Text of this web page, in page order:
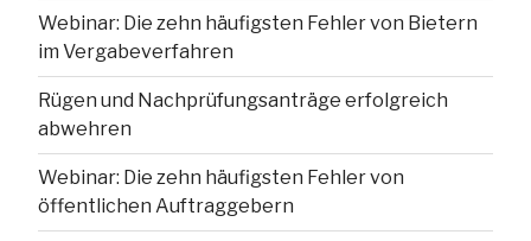
Webinar: Die zehn häufigsten Fehler von Bietern
im Vergabeverfahren
Rügen und Nachprüfungsanträge erfolgreich
abwehren
Webinar: Die zehn häufigsten Fehler von
öffentlichen Auftraggebern